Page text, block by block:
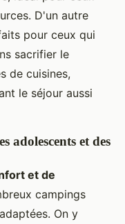
D'un autre
pour ceux qui
sacrifier le
de cuisines,
le séjour aussi
adolescents et des
et de
campings
On y